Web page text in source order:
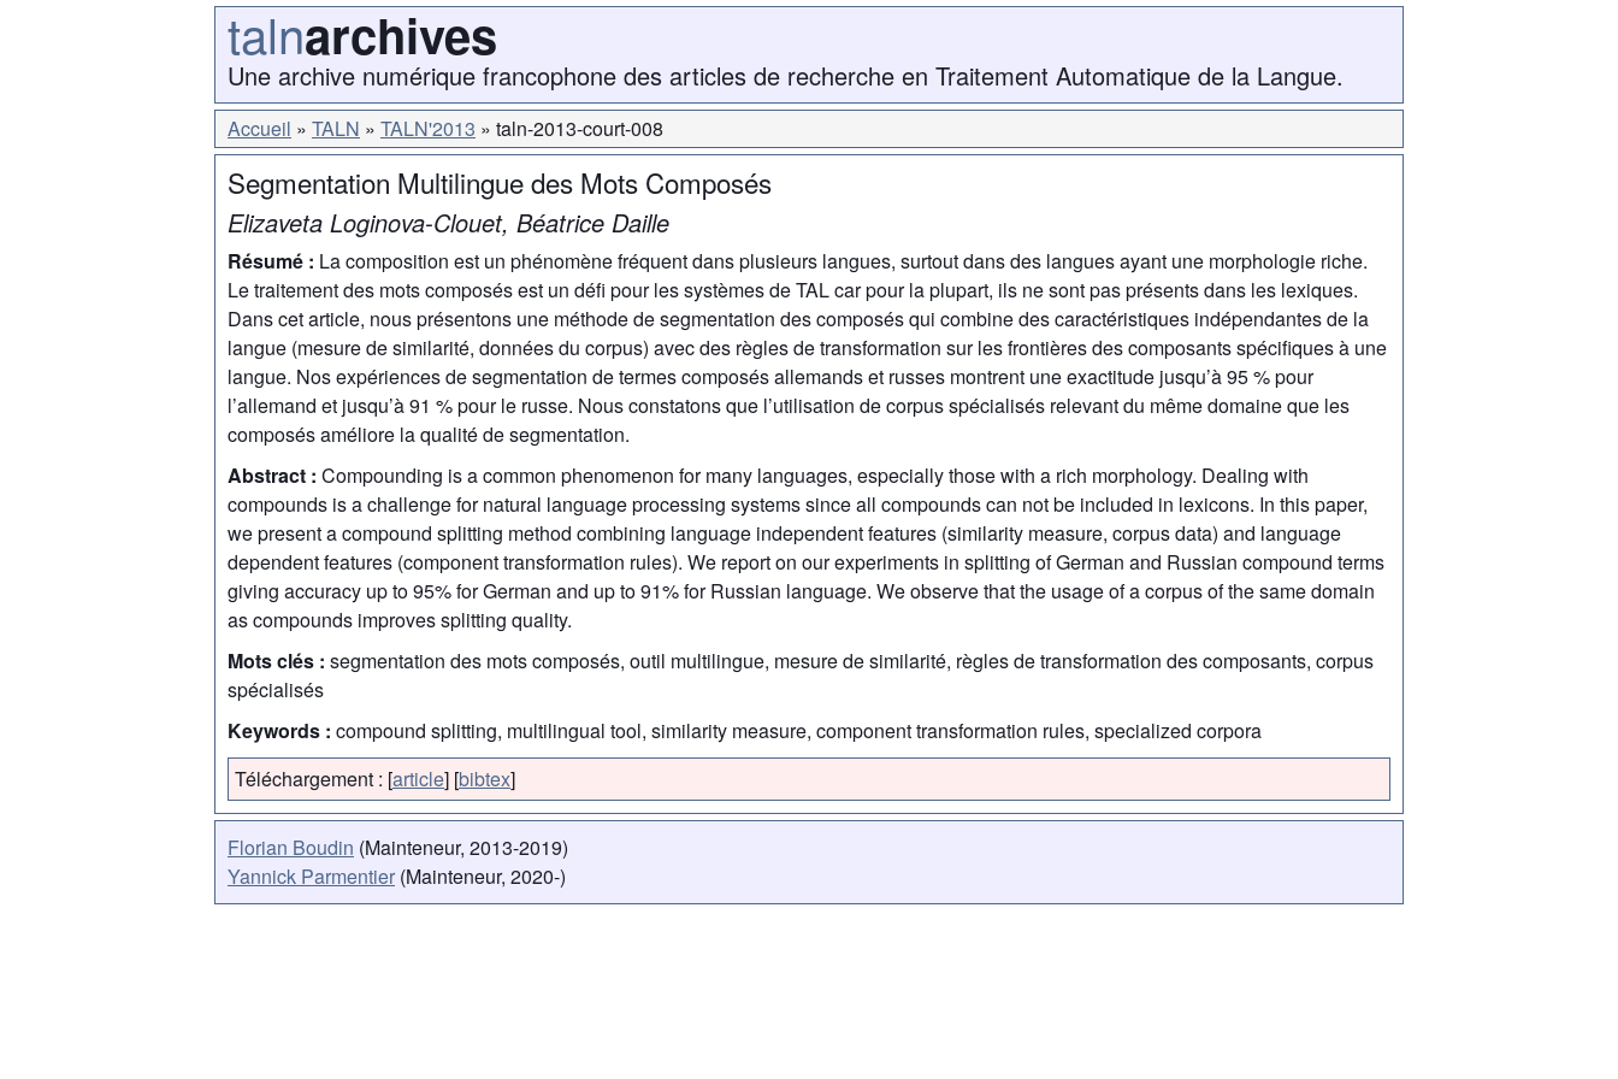
talnarchives
Une archive numérique francophone des articles de recherche en Traitement Automatique de la Langue.
Accueil TALN TALN'2013 taln-2013-court-008
Segmentation Multilingue des Mots Composés
Elizaveta Loginova-Clouet, Béatrice Daille
Résumé : La composition est un phénomène fréquent dans plusieurs langues, surtout dans des langues ayant une morphologie riche.
Le traitement des mots composés est un défi pour les systèmes de TAL car pour la plupart, ils ne sont pas présents dans les lexiques.
Dans cet article, nous présentons une méthode de segmentation des composés qui combine des caractéristiques indépendantes de la
langue (mesure de similarité, données du corpus) avec des règles de transformation sur les frontières des composants spécifiques à une
langue. Nos expériences de segmentation de termes composés allemands et russes montrent une exactitude jusqu’à 95 % pour
l’allemand et jusqu’à 91 % pour le russe. Nous constatons que l’utilisation de corpus spécialisés relevant du même domaine que les
composés améliore la qualité de segmentation.
Abstract : Compounding is a common phenomenon for many languages, especially those with a rich morphology. Dealing with
compounds is a challenge for natural language processing systems since all compounds can not be included in lexicons. In this paper,
we present a compound splitting method combining language independent features (similarity measure, corpus data) and language
dependent features (component transformation rules). We report on our experiments in splitting of German and Russian compound terms
giving accuracy up to 95% for German and up to 91% for Russian language. We observe that the usage of a corpus of the same domain
as compounds improves splitting quality.
Mots clés : segmentation des mots composés, outil multilingue, mesure de similarité, règles de transformation des composants, corpus
spécialisés
Keywords : compound splitting, multilingual tool, similarity measure, component transformation rules, specialized corpora
Téléchargement : [article] [bibtex]
Florian Boudin (Mainteneur, 2013-2019)
Yannick Parmentier (Mainteneur, 2020-)